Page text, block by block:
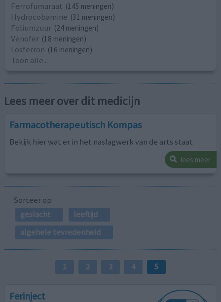
Ferrofumaraat (145 meningen)
Hydrocobamine (31 meningen)
Foliumzuur (24 meningen)
Venofer (18 meningen)
Losferron (16 meningen)
Toon alle...
Lees meer over dit medicijn
Farmacotherapeutisch Kompas
Bekijk hier wat er in het naslagwerk van de arts staat
lees meer
Sorteer op
geslacht
leeftijd
algehele tevredenheid
1 2 3 4 5
Ferinject